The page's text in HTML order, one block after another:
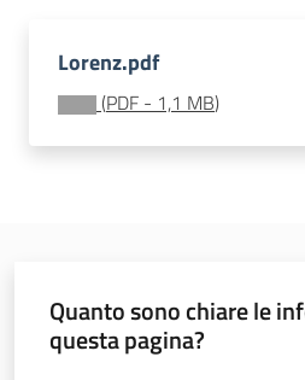
Nidi
Lorenz.pdf
(PDF - 1,1 MB)
Quanto sono chiare le
questa pagina?